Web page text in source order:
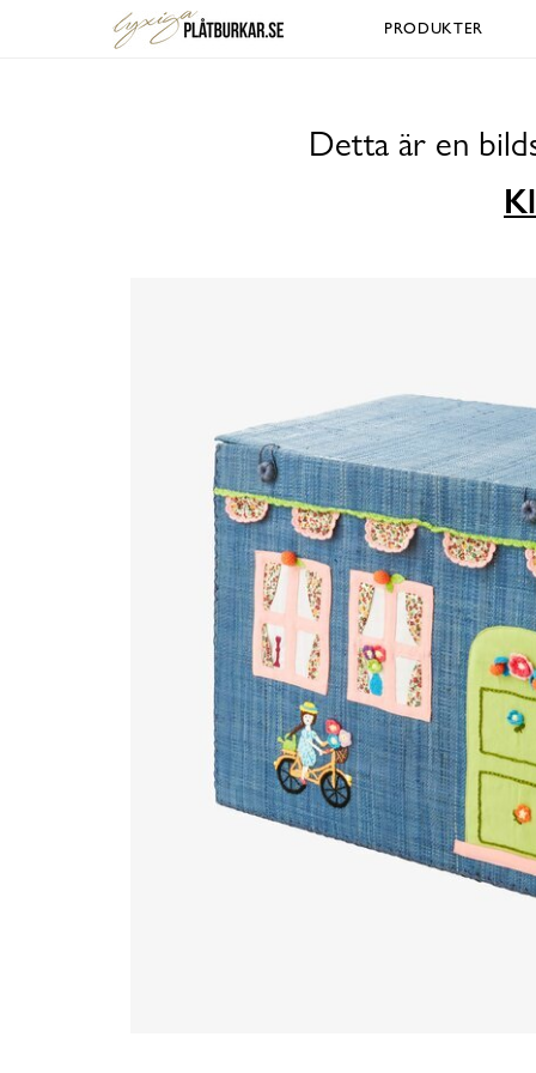
PRODUKTER
Detta är en